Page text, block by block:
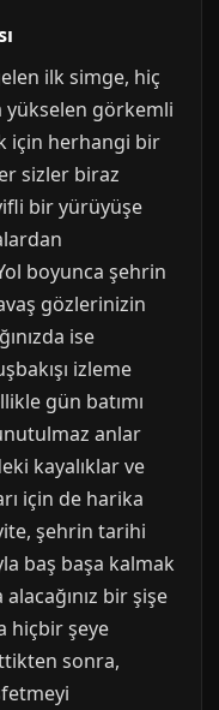
ilk simge, hiç
yükselen görkemli
için herhangi bir
sizler biraz
bir yürüyüşe
boyunca şehrin
gözlerinizin
ise
izleme
gün batımı
anlar
kayalıklar ve
için de harika
şehrin tarihi
baş başa kalmak
alacağınız bir şişe
hiçbir şeye
sonra,